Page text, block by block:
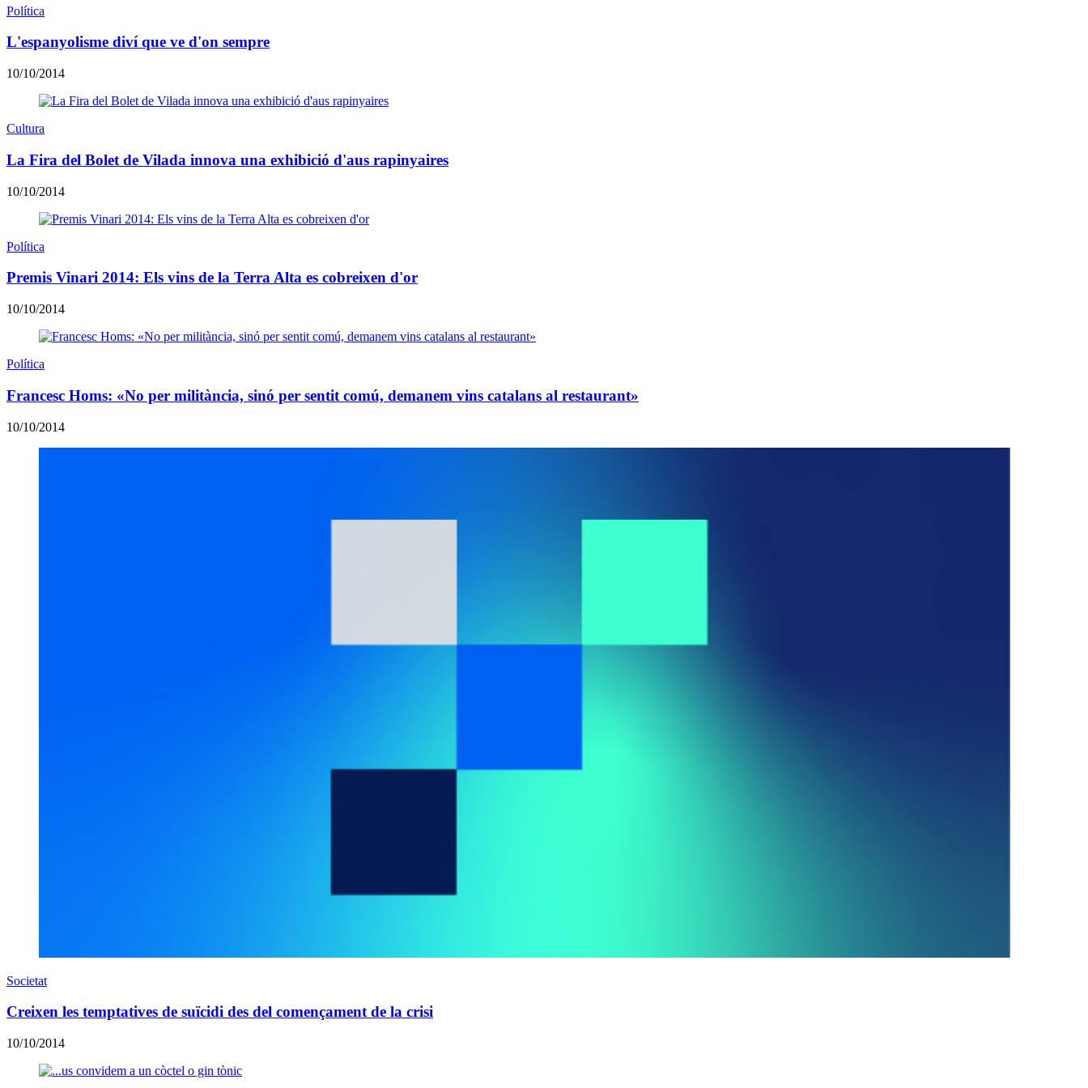
Política
L'espanyolisme diví que ve d'on sempre
10/10/2014
Cultura
La Fira del Bolet de Vilada innova una exhibició d'aus rapinyaires
10/10/2014
Política
Premis Vinari 2014: Els vins de la Terra Alta es cobreixen d'or
10/10/2014
Política
Francesc Homs: «No per militància, sinó per sentit comú, demanem vins catalans al restaurant»
10/10/2014
Societat
Creixen les temptatives de suïcidi des del començament de la crisi
10/10/2014